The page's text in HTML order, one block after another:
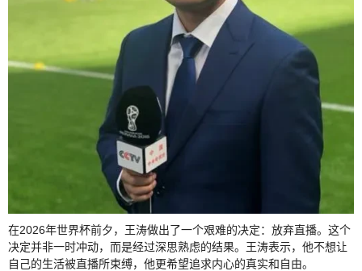
在2026年世界杯前夕，王涛做出了一个艰难的决定：放弃直播。这个
决定并非一时冲动，而是经过深思熟虑的结果。王涛表示，他不想让
自己的生活被直播所束缚，他更希望追求内心的真实和自由。